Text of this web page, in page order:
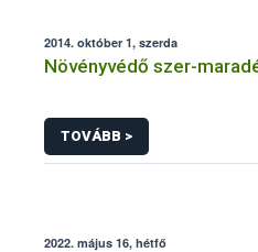
2014. október 1, szerda
Növényvédő szer-
TOVÁBB >
2022. május 16, hétfő